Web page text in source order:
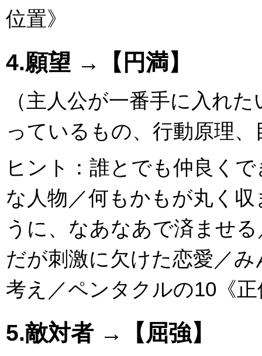
位置》
4.願望 →【円満】
（主人公が一番手に入れ
っているもの、行動原理、
ヒント：誰とでも仲良く
な人物／何もかもが丸く
うに、なあなあで済ませ
だが刺激に欠けた恋愛／
考え／ペンタクルの10《
5.敵対者 →【屈強】